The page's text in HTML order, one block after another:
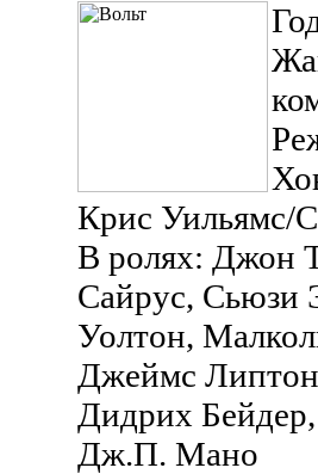
Крис Уильямс/
В ролях: Джон
Сайрус, Сьюзи
Уолтон,
Джеймс
Дидрих
Дж.П. Мано